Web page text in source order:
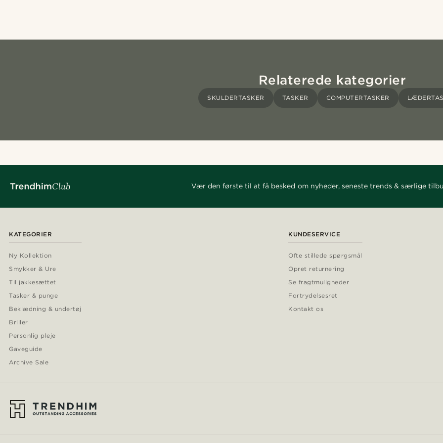
Relaterede kategorier
SKULDERTASKER TASKER COMPUTERTASKER
Vær den første til at få besked om nyheder, seneste trends & særlige
KATEGORIER
Ny Kollektion
Smykker & Ure
Til jakkesættet
Tasker & punge
Beklædning & undertøj
Briller
Personlig pleje
Gaveguide
Archive Sale
KUNDESERVICE
Ofte stillede spørgsmål
Opret returnering
Se fragtmuligheder
Fortrydelsesret
Kontakt os